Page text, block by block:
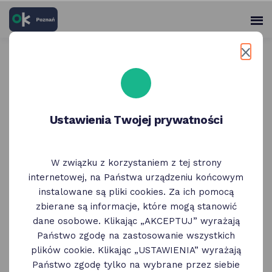
skróty
głównych
Panel
Muzeum Archeologiczne
Ustawienia Twojej prywatności
W związku z korzystaniem z tej strony
internetowej, na Państwa urządzeniu końcowym
instalowane są pliki cookies. Za ich pomocą
zbierane są informacje, które mogą stanowić
dane osobowe. Klikając „AKCEPTUJ” wyrażają
Państwo zgodę na zastosowanie wszystkich
plików cookie. Klikając „USTAWIENIA” wyrażają
Państwo zgodę tylko na wybrane przez siebie